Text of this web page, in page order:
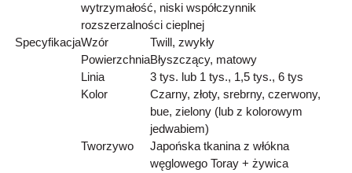
wytrzymałość, niski współczynnik
rozszerzalności cieplnej
SpecyfikacjaWzór
Twill, zwykły
PowierzchniaBłyszczący, matowy
Linia
3 tys. lub 1 tys., 1,5 tys., 6 tys
Kolor
Czarny, złoty, srebrny, czerwony,
bue, zielony (lub z kolorowym
jedwabiem)
Tworzywo
Japońska tkanina z włókna
węglowego Toray + żywica